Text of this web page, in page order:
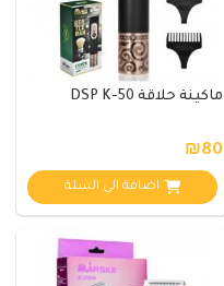
ماكينة حلاقة DSP K-50
₪80
اضافة الي السلة